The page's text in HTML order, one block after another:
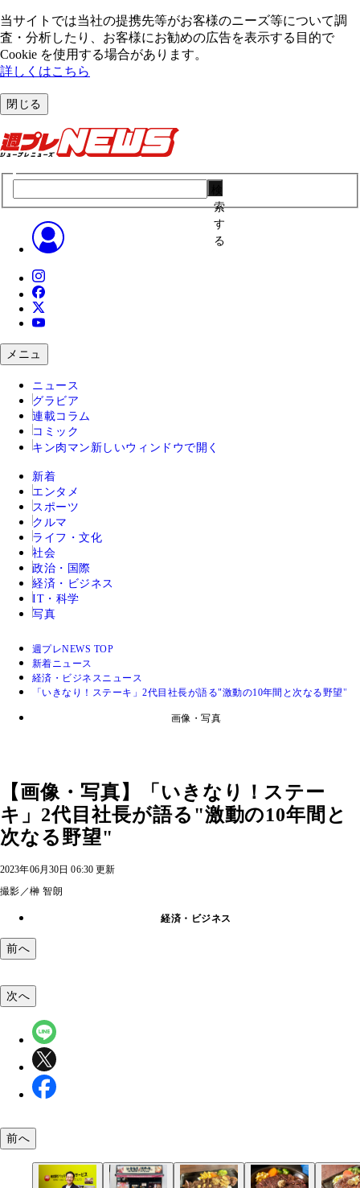
当サイトでは当社の提携先等がお客様のニーズ等について調
査・分析したり、お客様にお勧めの広告を表⽰する⽬的で
Cookie を使⽤する場合があります。
詳しくはこちら
閉じる
索
す
る
メニュ
ニュース
グラビア
連載コラム
コミック
キン肉マン 新しいウィンドウで開く
新着
エンタメ
スポーツ
クルマ
ライフ・文化
社会
政治・国際
経済・ビジネス
IT・科学
写真
週プレNEWS TOP
新着ニュース
経済・ビジネスニュース
「いきなり！ステーキ」2代目社長が語る"激動の10年間と次なる野望"
画像・写真
【画像・写真】「いきなり！ステー
キ」2代目社長が語る"激動の10年間と
次なる野望"
2023年06月30日 06:30 更新
撮影／榊 智朗
経済・ビジネス
前へ
次へ
前へ